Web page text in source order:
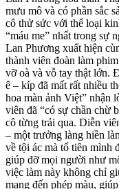
mưu mô và có phần sắc
cô thử sức với thể loại
“máu me” nhất trong sự
Lan Phương xuất hiện
thành viên đoàn làm
vỡ oà và vỗ tay thật lớn.
ê – kíp đã mất rất nhiều
hoa màn ảnh Việt” nhận
viên đã “có sự chần chừ
cô từng trải qua. Diễn
– một trưởng làng hiền
về tội ác mà tổ tiên mình
giúp đỡ mọi người như
việc làm này không chỉ
mang đến phép màu,